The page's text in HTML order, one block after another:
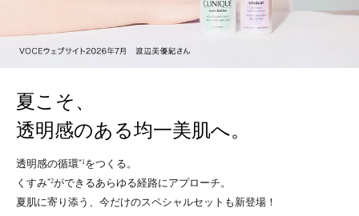
夏こそ、
透明感のある均一美肌へ。
透明感の循環*1をつくる。
くすみ*2ができるあらゆる経路にアプローチ。
夏肌に寄り添う、今だけのスペシャルセットも新登場！